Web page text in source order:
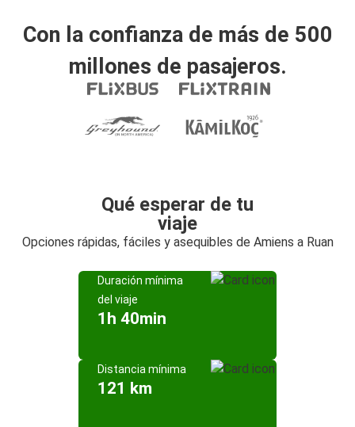
Con la confianza de más de 500
millones de pasajeros.
Qué esperar de tu
viaje
Opciones rápidas, fáciles y asequibles de Amiens a Ruan
Duración mínima
del viaje
1h 40min
Distancia mínima
121 km